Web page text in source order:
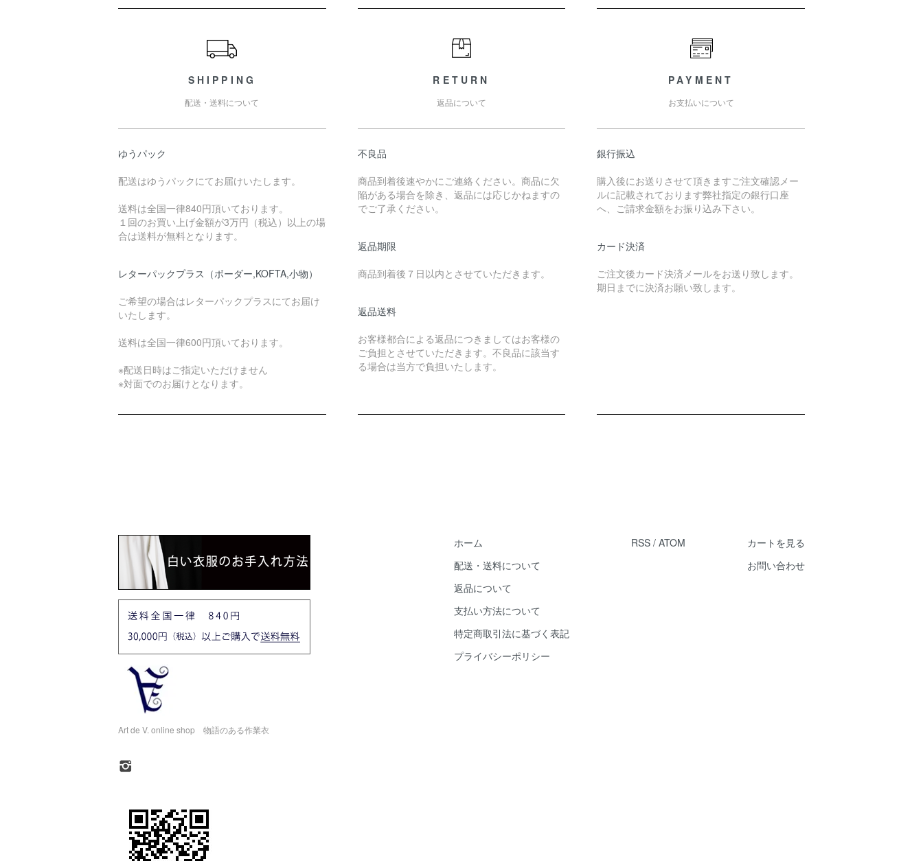
SHIPPING
配送・送料について
ゆうパック
配送はゆうパックにてお届けいたします。
送料は全国一律840円頂いております。
１回のお買い上げ金額が3万円（税込）以上の場
合は送料が無料となります。
レターパックプラス（ボーダー,KOFTA,小物）
ご希望の場合はレターパックプラスにてお届け
いたします。
送料は全国一律600円頂いております。
※配送日時はご指定いただけません
※対面でのお届けとなります。
RETURN
返品について
不良品
商品到着後速やかにご連絡ください。商品に欠
陥がある場合を除き、返品には応じかねますの
でご了承ください。
返品期限
商品到着後７日以内とさせていただきます。
返品送料
お客様都合による返品につきましてはお客様の
ご負担とさせていただきます。不良品に該当す
る場合は当方で負担いたします。
PAYMENT
お支払いについて
銀行振込
購入後にお送りさせて頂きますご注文確認メー
ルに記載されております弊社指定の銀行口座
へ、ご請求金額をお振り込み下さい。
カード決済
ご注文後カード決済メールをお送り致します。
期日までに決済お願い致します。
Art de V. online shop 物語のある作業衣
ホーム
配送・送料について
返品について
支払い方法について
特定商取引法に基づく表記
プライバシーポリシー
RSS / ATOM
カートを見る
お問い合わせ